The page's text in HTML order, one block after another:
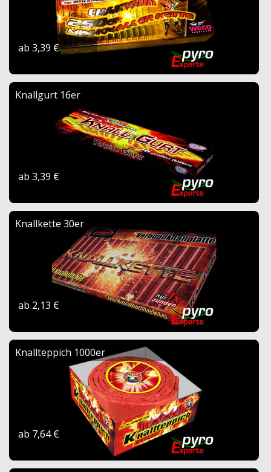
ab 3,39 €
Knallgurt 16er
ab 3,39 €
Knallkette 30er
ab 2,13 €
Knallteppich 1000er
ab 7,64 €